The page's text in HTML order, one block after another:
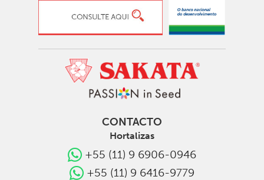
CONTACTO
Hortalizas
+55 (11) 9 6906-0946
+55 (11) 9 6416-9779